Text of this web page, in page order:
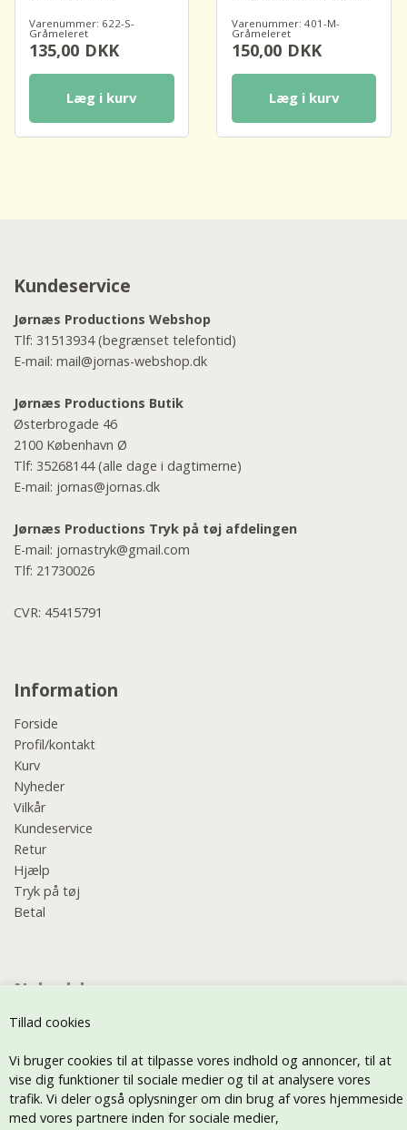
Tillad cookies
Vi bruger cookies til at tilpasse vores indhold og annoncer, til at
vise dig funktioner til sociale medier og til at analysere vores
trafik. Vi deler også oplysninger om din brug af vores hjemmeside
med vores partnere inden for sociale medier,
Varenummer: 622-S-
Gråmeleret
135,00DKK
Læg i kurv
Varenummer: 401-M-
Gråmeleret
150,00DKK
Læg i kurv
Kundeservice
Jørnæs Productions Webshop
Tlf: 31513934(begrænset telefontid)
E-mail: mail@jornas-webshop.dk
Jørnæs Productions Butik
Østerbrogade 46
2100 København Ø
Tlf: 35268144(alle dage i dagtimerne)
E-mail: jornas@jornas.dk
Jørnæs Productions Tryk på tøj afdelingen
E-mail: jornastryk@gmail.com
Tlf: 21730026
CVR: 45415791
Information
Forside
Profil/kontakt
Kurv
Nyheder
Vilkår
Kundeservice
Retur
Hjælp
Tryk på tøj
Betal
Nyhedsbrev